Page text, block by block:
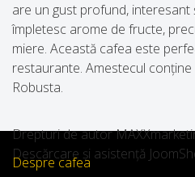
are un gust profund, interesant
împletesc arome de fructe,
miere. Această cafea este
restaurante. Amestecul conține
Robusta.
Drepturi de autor
Descărcare și asistență
Despre cafea